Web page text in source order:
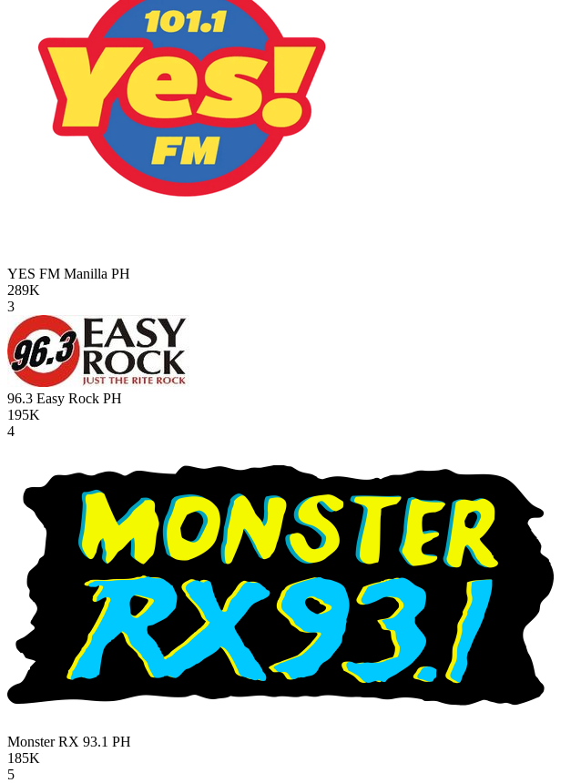
YES FM Manilla PH
289K
3
96.3 Easy Rock PH
195K
4
Monster RX 93.1 PH
185K
5